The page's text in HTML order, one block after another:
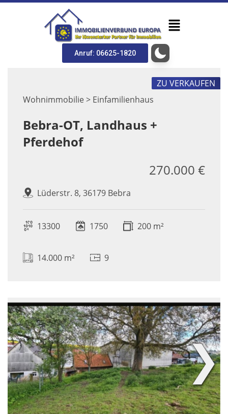
Anruf: 06625-1820
Wohnimmobilie > Einfamilienhaus
ZU VERKAUFEN
Bebra-OT, Landhaus +
Pferdehof
Lüderstr. 8, 36179 Bebra
270.000 €
13300 1750 200 m²
14.000 m² 9
❯